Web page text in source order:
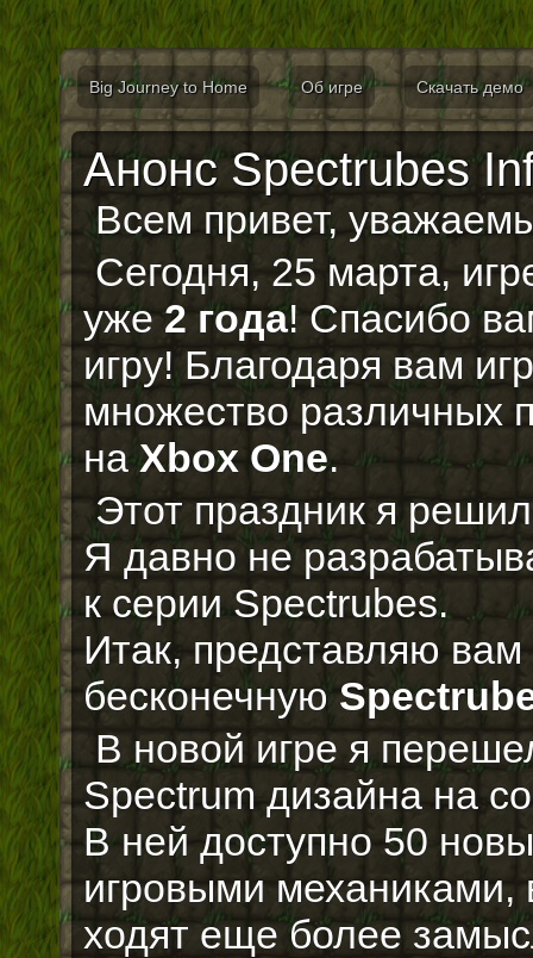
Big Journey to Home Об игре Скачать демо
Анонс Spectrubes
Всем привет,
Сегодня, 25 марта,
уже2 года! Спасибо
игру! Благодаря вам
множество различных
наXbox One.
Этот праздник я
Я давно не
к серии Spectrubes.
Итак, представляю
бесконечную
В новой игре я
Spectrum дизайна на
В ней доступно 50
игровыми механиками,
ходят еще более